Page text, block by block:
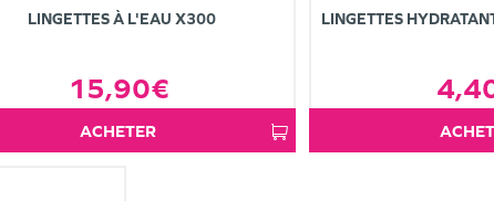
LINGETTES À L'EAU X300
15,90€
ACHETER
LINGETTES